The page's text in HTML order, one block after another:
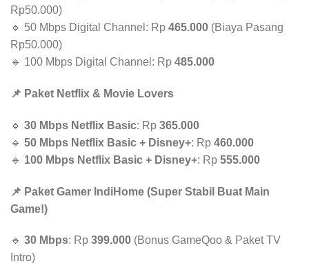
Rp50.000)
🔹 50 Mbps Digital Channel: Rp 465.000 (Biaya Pasang
Rp50.000)
🔹 100 Mbps Digital Channel: Rp 485.000
📌 Paket Netflix & Movie Lovers
🔹 30 Mbps Netflix Basic: Rp 365.000
🔹 50 Mbps Netflix Basic + Disney+: Rp 460.000
🔹 100 Mbps Netflix Basic + Disney+: Rp 555.000
📌 Paket Gamer IndiHome (Super Stabil Buat Main
Game!)
🔹 30 Mbps: Rp 399.000 (Bonus GameQoo & Paket TV
Intro)